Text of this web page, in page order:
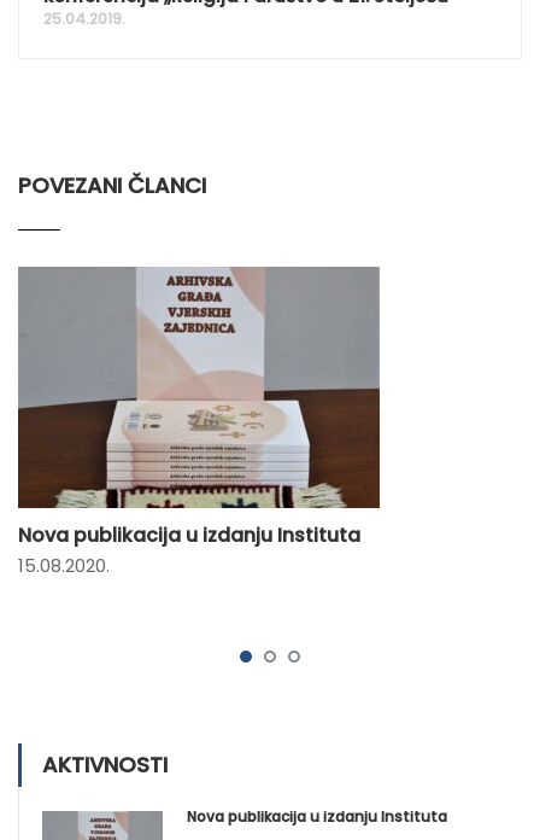
25.04.2019.
POVEZANI ČLANCI
Nova publikacija u izdanju Instituta
15.08.2020.
AKTIVNOSTI
Nova publikacija u izdanju Instituta